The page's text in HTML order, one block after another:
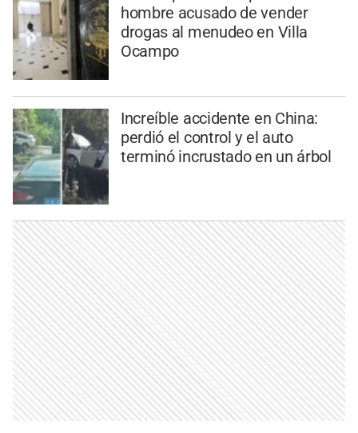
hombre acusado de vender
drogas al menudeo en Villa
Ocampo
Increíble accidente en China:
perdió el control y el auto
terminó incrustado en un árbol